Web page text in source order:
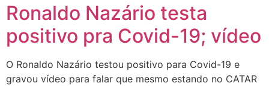
Ronaldo Nazário testa
positivo pra Covid-19; vídeo
O Ronaldo Nazário testou positivo para Covid-19 e
gravou vídeo para falar que mesmo estando no CATAR